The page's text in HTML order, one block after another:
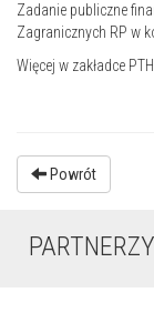
Zadanie publiczne
Zagranicznych RP w
Więcej w zakładce
Powrót